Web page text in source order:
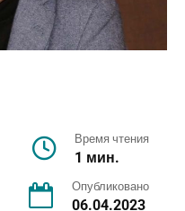
Время чтения
1 мин.
Опубликовано
06.04.2023